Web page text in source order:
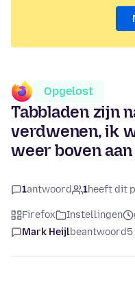
Opgelost
Tabbladen zijn
verdwenen, ik
weer boven
1antwoord 1heeft dit
Firefox Instellingen
Mark Heijlbeantwoord5